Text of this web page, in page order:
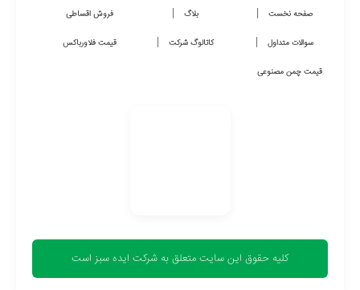
صفحه نخست بلاگ فروش اقساطی
سوالات متداول کاتالوگ شرکت قیمت فلاورباکس
قیمت چمن مصنوعی
کلیه حقوق این سایت متعلق به شرکت ایده سبز است